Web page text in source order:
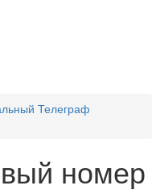
Телеграф
номер